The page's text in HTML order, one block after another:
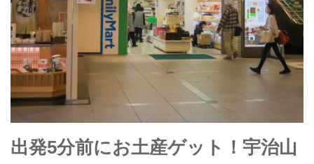
出発5分前にお土産ゲット！宇治山